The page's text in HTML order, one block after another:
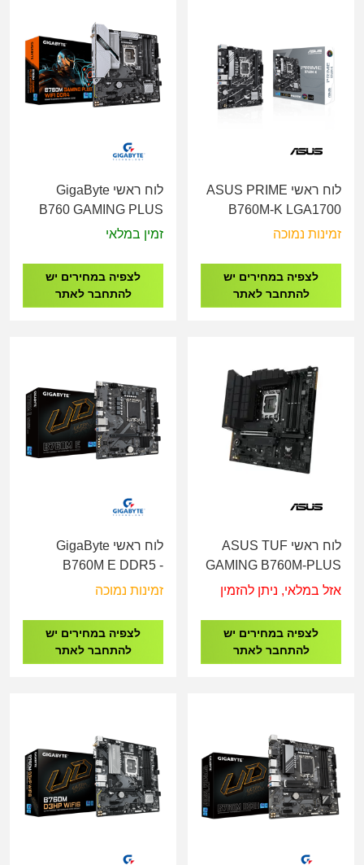
לוח ראשי ASUS PRIME
B760M-K LGA1700
90MB1FI0-M1EAY0
זמינות נמוכה
לצפיה במחירים יש
להתחבר לאתר
לוח ראשי GigaByte
B760 GAMING PLUS
WIFI DDR4 - Socket
זמין במלאי
לצפיה במחירים יש
להתחבר לאתר
לוח ראשי ASUS TUF
GAMING B760M-PLUS
WIFI II LGA1700
אזל במלאי, ניתן להזמין
לצפיה במחירים יש
להתחבר לאתר
לוח ראשי GigaByte
B760M E DDR5 -
Socket 1700
זמינות נמוכה
לצפיה במחירים יש
להתחבר לאתר